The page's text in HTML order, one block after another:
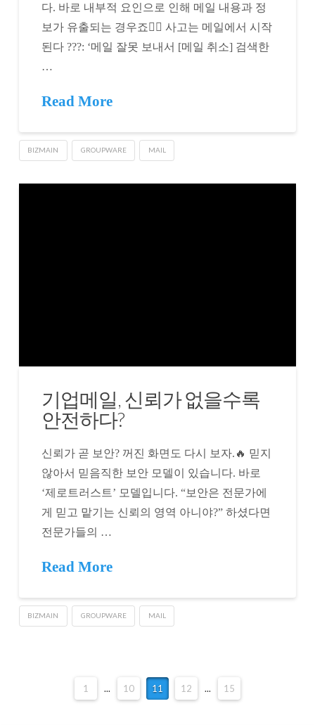
다. 바로 내부적 요인으로 인해 메일 내용과 정
보가 유출되는 경우죠🤦‍♂️ 사고는 메일에서 시작
된다 ???: ‘메일 잘못 보내서 [메일 취소] 검색한
…
Read More
BIZMAIN GROUPWARE MAIL
기업메일, 신뢰가 없을수록
안전하다?
신뢰가 곧 보안? 꺼진 화면도 다시 보자.🔥 믿지
않아서 믿음직한 보안 모델이 있습니다. 바로
‘제로트러스트’ 모델입니다. “보안은 전문가에
게 믿고 맡기는 신뢰의 영역 아니야?” 하셨다면
전문가들의 …
Read More
BIZMAIN GROUPWARE MAIL
1 ... 10 11 12 ... 15